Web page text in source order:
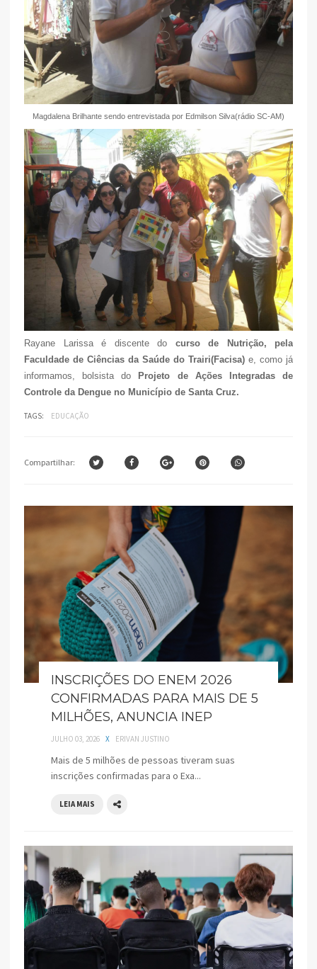
Magdalena Brilhante sendo entrevistada por Edmilson Silva(rádio SC-AM)
Rayane Larissa é discente do curso de Nutrição, pela
Faculdade de Ciências da Saúde do Trairi(Facisa) e, como já
informamos, bolsista do Projeto de Ações Integradas de
Controle da Dengue no Município de Santa Cruz.
TAGS: EDUCAÇÃO
Compartilhar:
INSCRIÇÕES DO ENEM 2026
CONFIRMADAS PARA MAIS DE 5
MILHÕES, ANUNCIA INEP
JULHO 03, 2026 X ERIVAN JUSTINO
Mais de 5 milhões de pessoas tiveram suas
inscrições confirmadas para o Exa...
LEIA MAIS